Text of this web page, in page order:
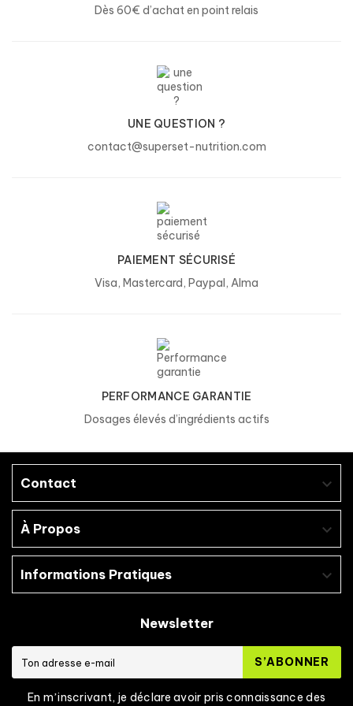
supplémentaire de protéines à leur
À consommer dans le cadre d’une
alimentation variée et équilibrée.
À consommer de préférence avant : voir
l'impression. À conserver dans un endroit
ALLERGÈNES ?
Produit dans une usine traitant des
des protéines delait , dugluten
desfruits à coqueet des ingrédients à
Dès 60€ d’achat en point relais
UNE QUESTION ?
contact@superset-nutrition.com
PAIEMENT SÉCURISÉ
Visa, Mastercard, Paypal, Alma
PERFORMANCE GARANTIE
Dosages élevés d’ingrédients actifs
Contact 
À Propos 
Informations Pratiques 
Newsletter
S’ABONNER
En mʼinscrivant, je déclare avoir pris connaissance des